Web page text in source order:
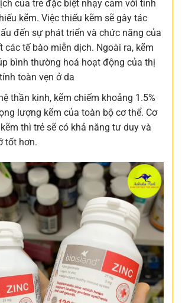
của trẻ đặc biệt nhạy cảm với tình
kẽm. Việc thiếu kẽm sẽ gây tác
đến sự phát triển và chức năng của
các tế bào miễn dịch. Ngoài ra, kẽm
bình thường hoá hoạt động của thị
toàn vẹn ở da
thần kinh, kẽm chiếm khoảng 1.5%
lượng kẽm của toàn bộ cơ thể. Cơ
thì trẻ sẽ có khả năng tư duy và
tốt hơn.